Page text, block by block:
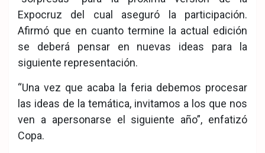
Expocruz del cual aseguró la participación.
Afirmó que en cuanto termine la actual edición
se deberá pensar en nuevas ideas para la
siguiente representación.
“Una vez que acaba la feria debemos procesar
las ideas de la temática, invitamos a los que nos
ven a apersonarse el siguiente año”, enfatizó
Copa.